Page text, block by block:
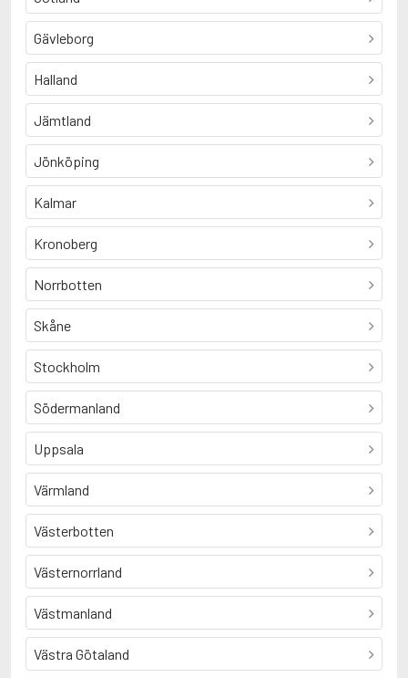
Gävleborg
Halland
Jämtland
Jönköping
Kalmar
Kronoberg
Norrbotten
Skåne
Stockholm
Södermanland
Uppsala
Värmland
Västerbotten
Västernorrland
Västmanland
Västra Götaland